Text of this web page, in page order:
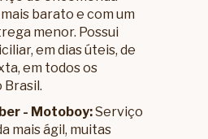
barato e com um
menor. Possui
em dias úteis, de
em todos os
Brasil.
- Motoboy:Serviço
mais ágil, muitas